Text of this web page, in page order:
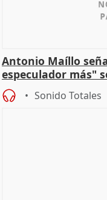
Antonio Maíllo
especulador más"
Becerril
Sonido Totales